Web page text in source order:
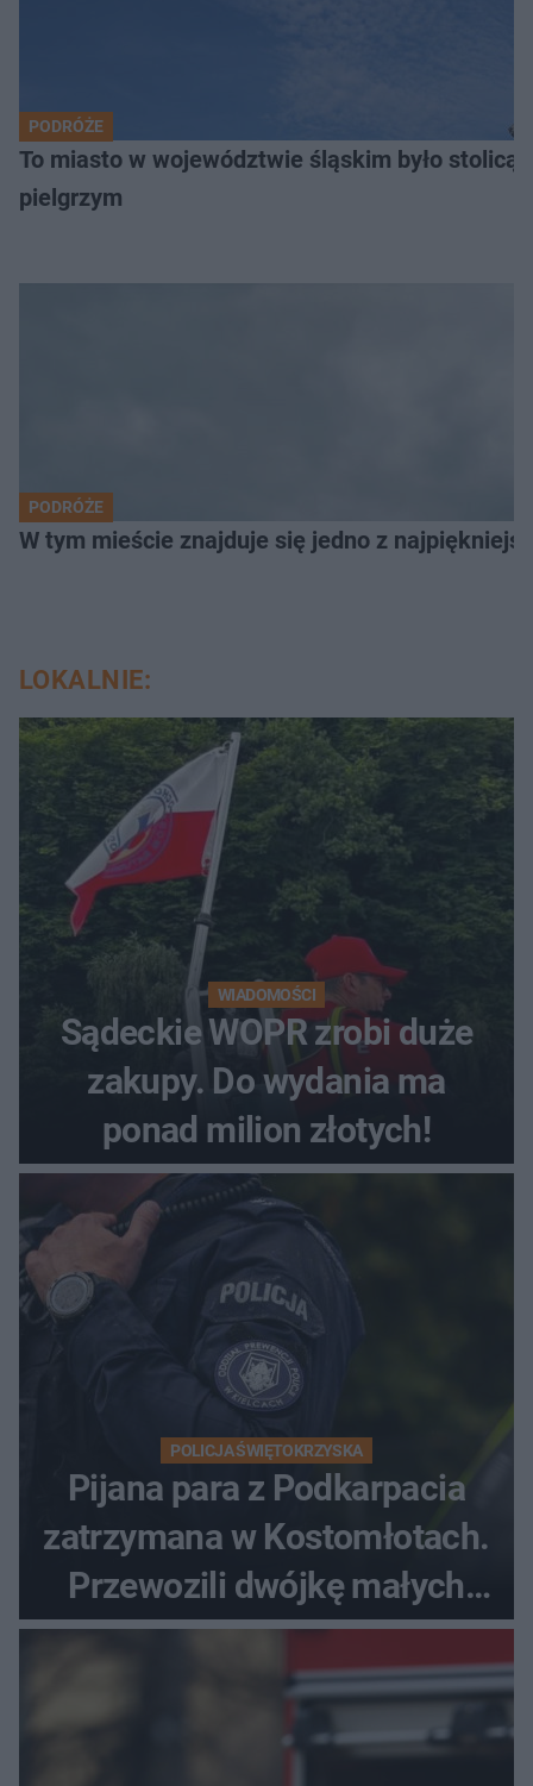
PODRÓŻE
To miasto w województwie śląskim było
pielgrzym
PODRÓŻE
W tym mieście znajduje się jedno z
LOKALNIE:
WIADOMOŚCI
Sądeckie WOPR zrobi duże
zakupy. Do wydania ma
ponad milion złotych!
POLICJA ŚWIĘTOKRZYSKA
Pijana para z Podkarpacia
zatrzymana w Kostomłotach.
Przewozili dwójkę małych
dzieci